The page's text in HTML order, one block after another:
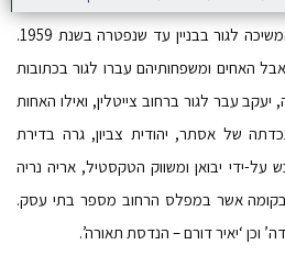
אם המשפחה, אסתר מיטלמן, המשיכה לגור בבניין עד שנפטרה בשנת 1959.
האחים ומשפחותיהם עברו לגור בכתובות
עבר לגור ברחוב צייטלין, ואילו האחות
של אסתר, יהודית צביון, גרה בדירת
הבניין נרכש על-ידי יבואן ומשווק הטקסטיל, אריה נריה
אשר במפלס הרחוב מספר בתי עסק.
וכן ‘יאיר דורם – הנדסת תאורה’.